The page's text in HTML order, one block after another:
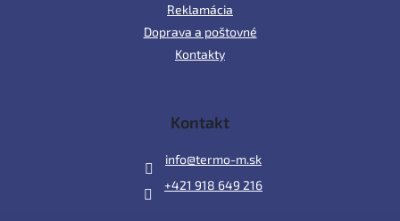
Reklamácia
Doprava a poštovné
Kontakty
Kontakt
info@termo-m.sk
+421 918 649 216